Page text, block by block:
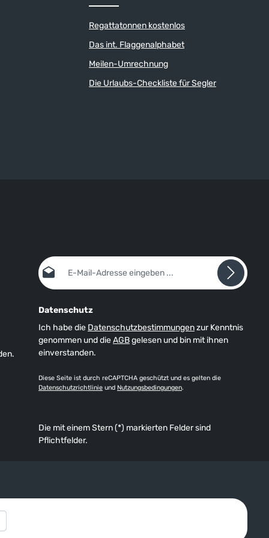
Regattatonnen kostenlos
Das int. Flaggenalphabet
Meilen-Umrechnung
Die Urlaubs-Checkliste für Segler
E-Mail-Adresse*
Datenschutz
Ich habe die Datenschutzbestimmungenzur Kenntnis
genommen und dieAGBgelesen und bin mit ihnen
einverstanden.
Diese Seite ist durch reCAPTCHA geschützt und es gelten die
Datenschutzrichtlinie und Nutzungsbedingungen.
Die mit einem Stern (*) markierten Felder sind
Pflichtfelder.